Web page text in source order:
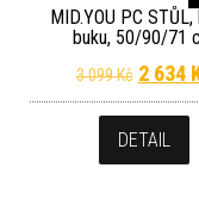
MID.YOU PC
buku, 50/90/71
3 099Kč 2 634
DETAIL